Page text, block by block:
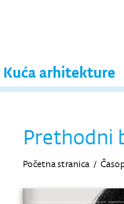
Kuća arhitekture
Prethodni
Početna stranica /